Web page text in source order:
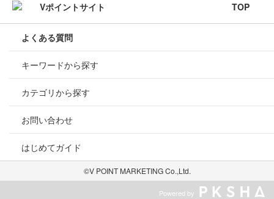
TOP
よくある質問
キーワードから探す
カテゴリから探す
お問い合わせ
はじめてガイド
©V POINT MARKETING Co.,Ltd.
Powered by